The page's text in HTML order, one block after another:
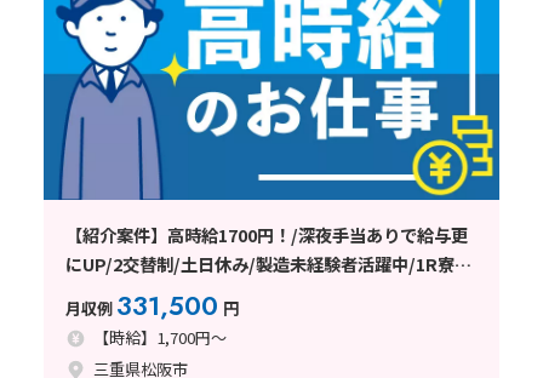
【紹介案件】高時給1700円！/深夜手当ありで給与更
にUP/2交替制/土日休み/製造未経験者活躍中/1R寮完
備/全国からの応募歓迎♪
月収例 331,500 円
【時給】1,700円～
三重県松阪市